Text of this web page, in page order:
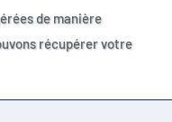
de manière
récupérer votre